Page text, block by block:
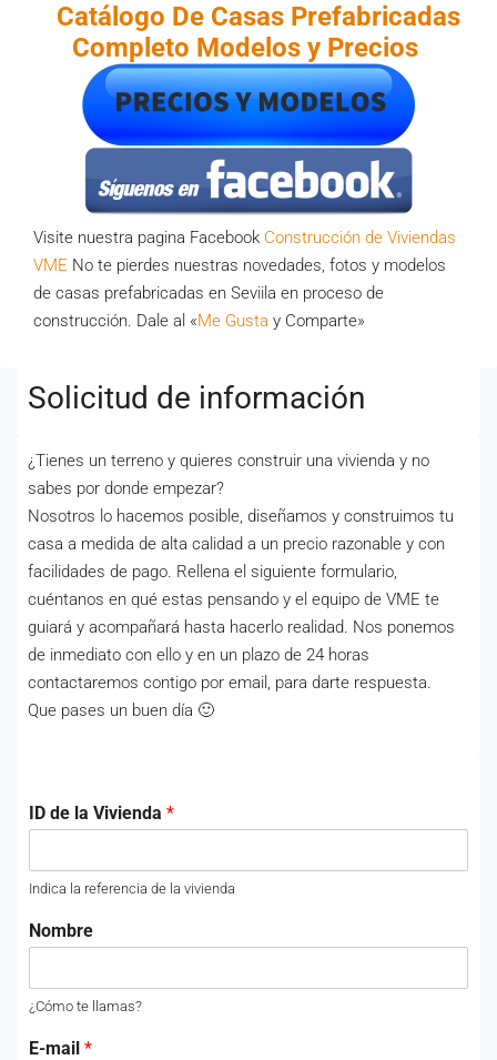
Catálogo De Casas Prefabricadas
Completo Modelos y Precios
Visite nuestra pagina Facebook Construcción de Viviendas
VME No te pierdes nuestras novedades, fotos y modelos
de casas prefabricadas en Seviila en proceso de
construcción. Dale al «Me Gusta y Comparte»
Solicitud de información
¿Tienes un terreno y quieres construir una vivienda y no
sabes por donde empezar?
Nosotros lo hacemos posible, diseñamos y construimos tu
casa a medida de alta calidad a un precio razonable y con
facilidades de pago. Rellena el siguiente formulario,
cuéntanos en qué estas pensando y el equipo de VME te
guiará y acompañará hasta hacerlo realidad. Nos ponemos
de inmediato con ello y en un plazo de 24 horas
contactaremos contigo por email, para darte respuesta.
Que pases un buen día 🙂
ID de la Vivienda *
Indica la referencia de la vivienda
Nombre
¿Cómo te llamas?
E-mail *